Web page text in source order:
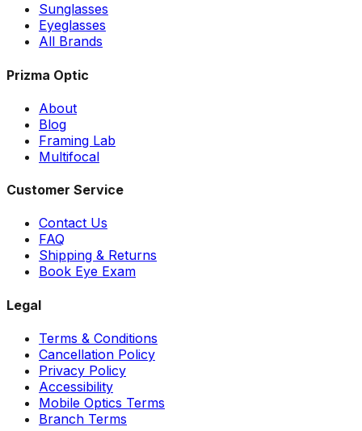
Sunglasses
Eyeglasses
All Brands
Prizma Optic
About
Blog
Framing Lab
Multifocal
Customer Service
Contact Us
FAQ
Shipping & Returns
Book Eye Exam
Legal
Terms & Conditions
Cancellation Policy
Privacy Policy
Accessibility
Mobile Optics Terms
Branch Terms